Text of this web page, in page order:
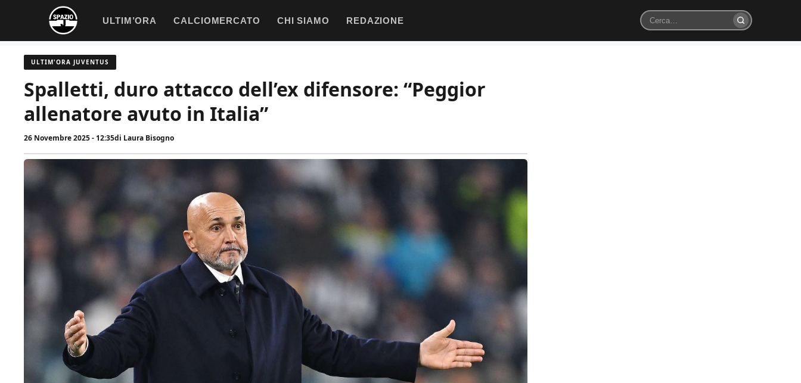
contenuto
ULTIM’ORA CALCIOMERCATO CHI SIAMO REDAZIONE
Cerca
ULTIM'ORA JUVENTUS
Spalletti, duro attacco dell’ex difensore: “Peggior
allenatore avuto in Italia”
26 Novembre 2025 - 12:35di Laura Bisogno